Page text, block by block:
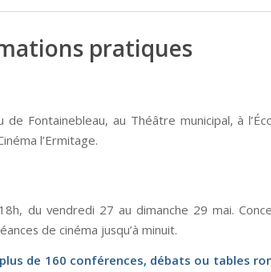
pratiques
de Fontainebleau, au Théâtre municipal, à
l’Ermitage.
du vendredi 27 au dimanche 29 mai.
de cinéma jusqu’à minuit.
de 160 conférences, débats ou tables